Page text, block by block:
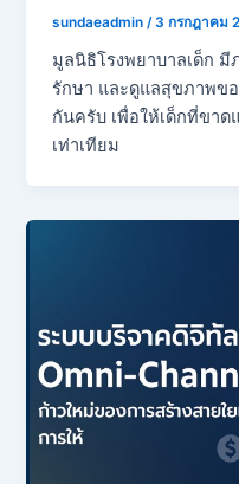
sundaeadmin /3 กรกฎาคม
มูลนิธิโรงพยาบาลเด็ก
รักษา และดูแลสุขภาพข
กันครับ เพื่อให้เด็กที่ขาด
เท่าเทียม